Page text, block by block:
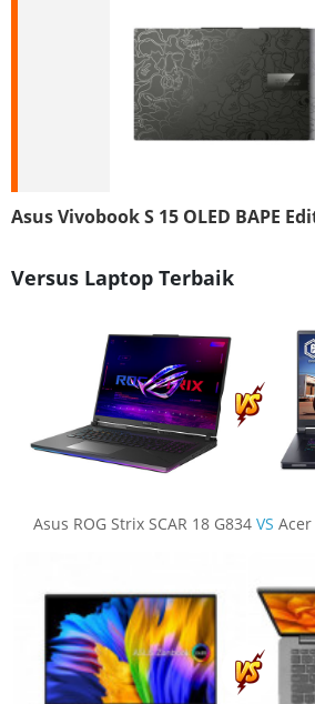
Asus Vivobook S 15 OLED BAPE
Versus Laptop Terbaik
Asus ROG Strix SCAR 18 G834 VS